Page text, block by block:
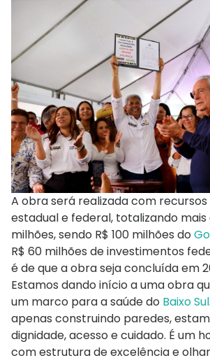
A obra será realizada com
estadual e federal, totalizando mais
milhões, sendo R$ 100 milhões do
R$ 60 milhões de investimentos
é de que a obra seja concluída em
Estamos dando início a uma obra
um marco para a saúde do Baixo Sul
apenas construindo paredes,
dignidade, acesso e cuidado. É um
com estrutura de excelência e